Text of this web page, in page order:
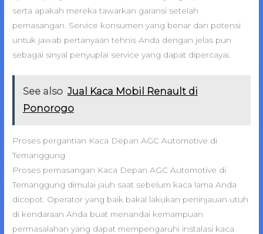
serta apakah mereka tawarkan garansi setelah
pemasangan. Service konsumen yang benar dan potensi
untuk jawab pertanyaan tehnis Anda dengan jelas pun
sebagai sinyal penyuplai service yang dapat dipercayai.
See also Jual Kaca Mobil Renault di
Ponorogo
Proses pergantian Kaca Depan AGC Automotive di
Temanggung
Proses pemasangan Kaca Depan AGC Automotive di
Temanggung dimulai jauh saat sebelum kaca lama Anda
dicopot. Operator yang baik bakal lakukan peninjauan utuh
di kendaraan Anda buat menandai kemampuan
permasalahan yang dapat mempengaruhi instalasi kaca